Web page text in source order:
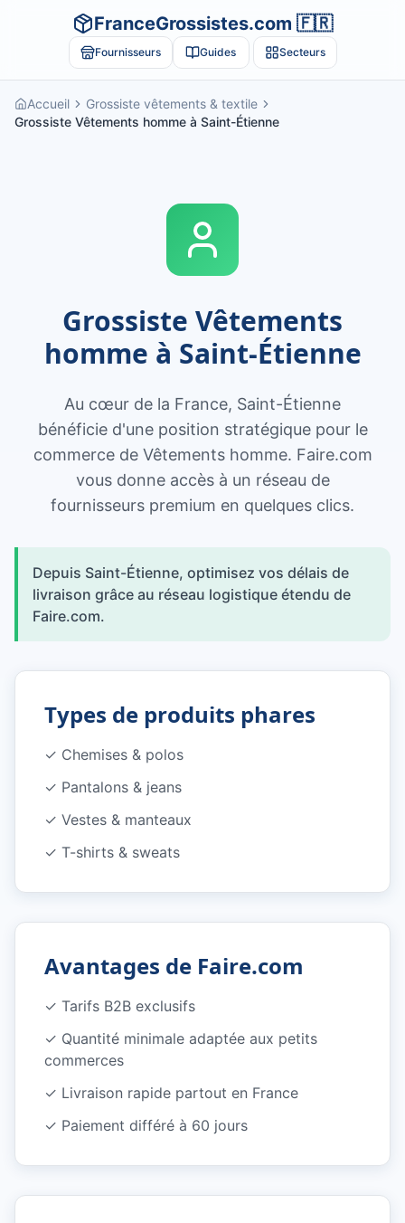
FranceGrossistes.com 🇫🇷
Fournisseurs Guides Secteurs
Accueil
Grossiste vêtements & textile
Grossiste Vêtements homme à Saint-Étienne
Grossiste Vêtements
homme à Saint-Étienne
Au cœur de la France, Saint-Étienne
bénéficie d'une position stratégique pour le
commerce de Vêtements homme. Faire.com
vous donne accès à un réseau de
fournisseurs premium en quelques clics.
Depuis Saint-Étienne, optimisez vos délais de
livraison grâce au réseau logistique étendu de
Faire.com.
Types de produits phares
✓ Chemises & polos
✓ Pantalons & jeans
✓ Vestes & manteaux
✓ T-shirts & sweats
Avantages de Faire.com
✓ Tarifs B2B exclusifs
✓ Quantité minimale adaptée aux petits
commerces
✓ Livraison rapide partout en France
✓ Paiement différé à 60 jours